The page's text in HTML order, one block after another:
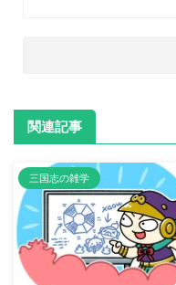
関連記事
三国志の雑学